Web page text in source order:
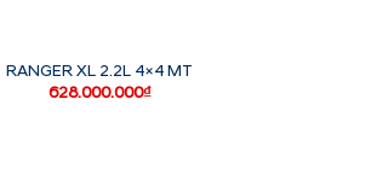
RANGER XL 2.2L 4×4 MT
628.000.000₫